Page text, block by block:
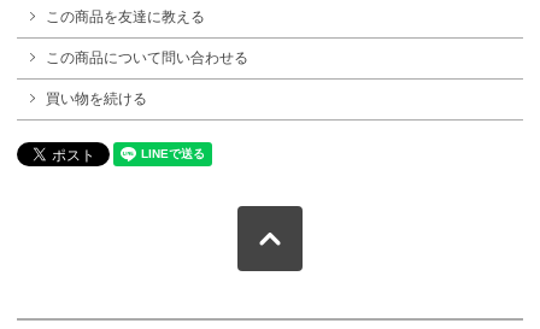
この商品を友達に教える
この商品について問い合わせる
買い物を続ける